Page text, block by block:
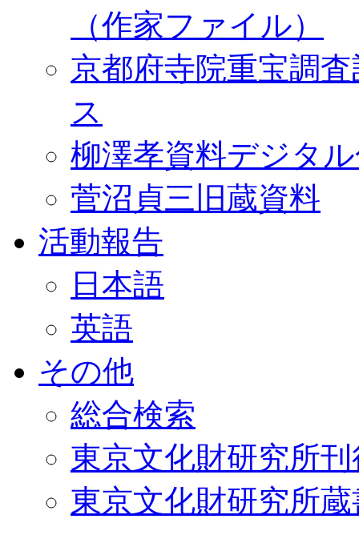
（作家ファイル）
京都府寺院重宝調
ス
柳澤孝資料デジタ
菅沼貞三旧蔵資料
活動報告
日本語
英語
その他
総合検索
東京文化財研究所
東京文化財研究所